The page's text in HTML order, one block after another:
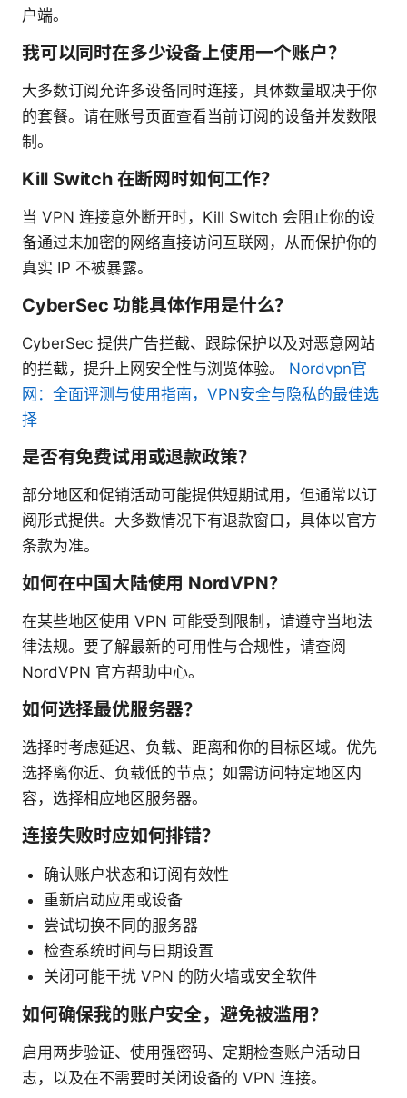
户端。
我可以同时在多少设备上使用一个账户？
大多数订阅允许多设备同时连接，具体数量取决于你
的套餐。请在账号页面查看当前订阅的设备并发数限
制。
Kill Switch 在断网时如何工作？
当 VPN 连接意外断开时，Kill Switch 会阻止你的设
备通过未加密的网络直接访问互联网，从而保护你的
真实 IP 不被暴露。
CyberSec 功能具体作用是什么？
CyberSec 提供广告拦截、跟踪保护以及对恶意网站
的拦截，提升上网安全性与浏览体验。 Nordvpn官
网：全面评测与使用指南，VPN安全与隐私的最佳选
择
是否有免费试用或退款政策？
部分地区和促销活动可能提供短期试用，但通常以订
阅形式提供。大多数情况下有退款窗口，具体以官方
条款为准。
如何在中国大陆使用 NordVPN？
在某些地区使用 VPN 可能受到限制，请遵守当地法
律法规。要了解最新的可用性与合规性，请查阅
NordVPN 官方帮助中心。
如何选择最优服务器？
选择时考虑延迟、负载、距离和你的目标区域。优先
选择离你近、负载低的节点；如需访问特定地区内
容，选择相应地区服务器。
连接失败时应如何排错？
确认账户状态和订阅有效性
重新启动应用或设备
尝试切换不同的服务器
检查系统时间与日期设置
关闭可能干扰 VPN 的防火墙或安全软件
如何确保我的账户安全，避免被滥用？
启用两步验证、使用强密码、定期检查账户活动日
志，以及在不需要时关闭设备的 VPN 连接。